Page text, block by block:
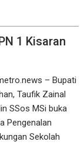
1 Kisaran
– Bupati
Taufik Zainal
SSos MSi buka
Pengenalan
Sekolah